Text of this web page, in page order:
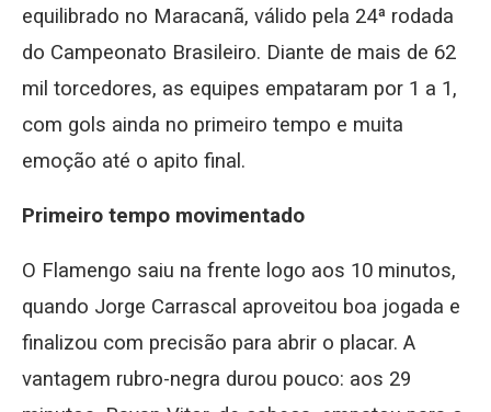
equilibrado no Maracanã, válido pela 24ª rodada
do Campeonato Brasileiro. Diante de mais de 62
mil torcedores, as equipes empataram por 1 a 1,
com gols ainda no primeiro tempo e muita
emoção até o apito final.
Primeiro tempo movimentado
O Flamengo saiu na frente logo aos 10 minutos,
quando Jorge Carrascal aproveitou boa jogada e
finalizou com precisão para abrir o placar. A
vantagem rubro-negra durou pouco: aos 29